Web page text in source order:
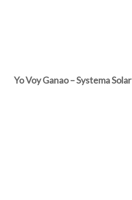
Yo Voy Ganao – Systema Solar